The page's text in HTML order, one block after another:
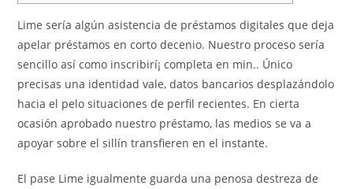
Lime serí­a algún asistencia de préstamos digitales que deja
apelar préstamos en corto decenio. Nuestro proceso serí­a
sencillo así­ como inscribirí¡ completa en min.. Único
precisas una identidad vale, datos bancarios desplazándolo
hacia el pelo situaciones de perfil recientes. En cierta
ocasión aprobado nuestro préstamo, las medios se va a
apoyar sobre el sillí­n transfieren en el instante.
El pase Lime igualmente guarda una penosa destreza de